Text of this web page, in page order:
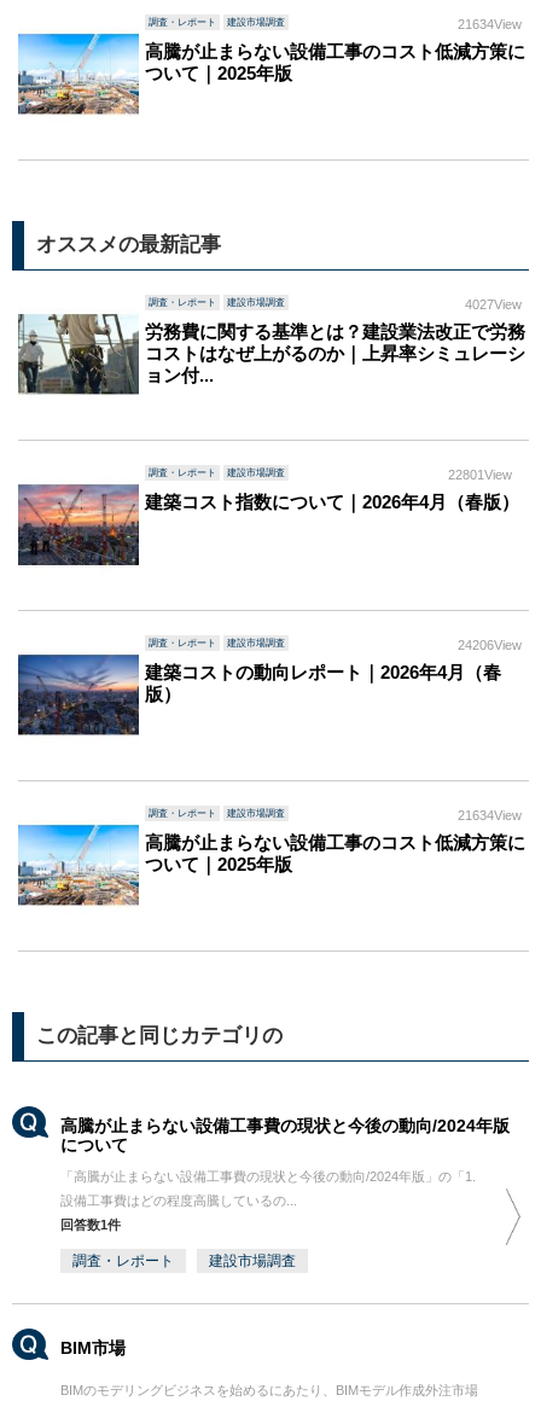
調査・レポート 建設市場調査 21634View
高騰が止まらない設備工事のコスト低減方策に
ついて｜2025年版
オススメの最新記事
調査・レポート 建設市場調査 4027View
労務費に関する基準とは？建設業法改正で労務
コストはなぜ上がるのか｜上昇率シミュレーシ
ョン付...
調査・レポート 建設市場調査 22801View
建築コスト指数について｜2026年4月（春版）
調査・レポート 建設市場調査 24206View
建築コストの動向レポート｜2026年4月（春
版）
調査・レポート 建設市場調査 21634View
高騰が止まらない設備工事のコスト低減方策に
ついて｜2025年版
この記事と同じカテゴリの
高騰が止まらない設備工事費の現状と今後の動向/2024年版
について
「高騰が止まらない設備工事費の現状と今後の動向/2024年版」の「1.
設備工事費はどの程度高騰しているの...
回答数1件
調査・レポート 建設市場調査
BIM市場
BIMのモデリングビジネスを始めるにあたり、BIMモデル作成外注市場